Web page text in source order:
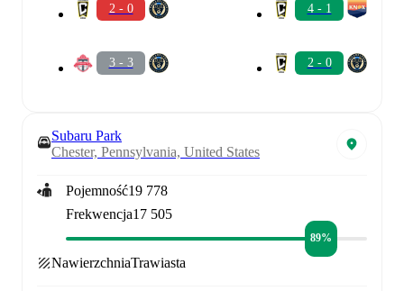
2 - 0
3 - 3
4 - 1
2 - 0
Subaru Park
Chester, Pennsylvania, United States
Pojemność19 778
Frekwencja17 505
89%
NawierzchniaTrawiasta